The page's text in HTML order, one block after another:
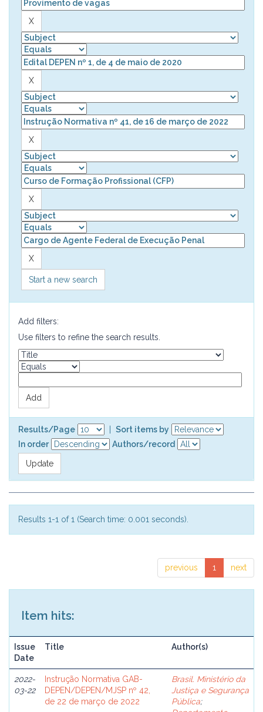
Start a new search
Add filters:
Use filters to refine the search results.
Results/Page
Sort items by
In order
Authors/record
Results 1-1 of 1 (Search time: 0.001 seconds).
previous 1 next
Item hits:
Issue
Date
Title Author(s)
2022-
03-22
Instrução Normativa GAB-
DEPEN/DEPEN/MJSP nº 42,
de 22 de março de 2022
Brasil. Ministério da
Justiça e Segurança
Pública;